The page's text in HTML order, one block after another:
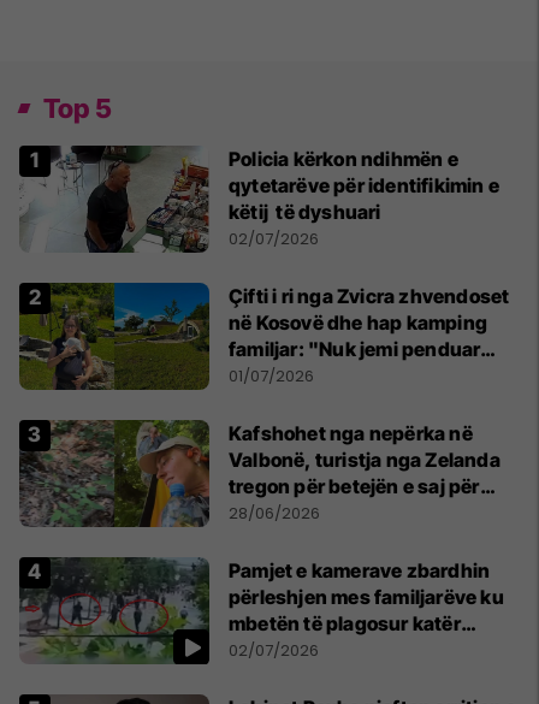
Top 5
Policia kërkon ndihmën e
qytetarëve për identifikimin e
këtij të dyshuari
02/07/2026
Çifti i ri nga Zvicra zhvendoset
në Kosovë dhe hap kamping
familjar: "Nuk jemi penduar
asnjë ditë"
01/07/2026
Kafshohet nga nepërka në
Valbonë, turistja nga Zelanda
tregon për betejën e saj për
mbijetesë
28/06/2026
Pamjet e kamerave zbardhin
përleshjen mes familjarëve ku
mbetën të plagosur katër
persona
02/07/2026